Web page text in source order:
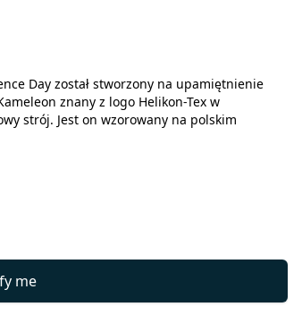
Day został stworzony na upamiętnienie
znany z logo Helikon-Tex w
strój. Jest on wzorowany na polskim
me